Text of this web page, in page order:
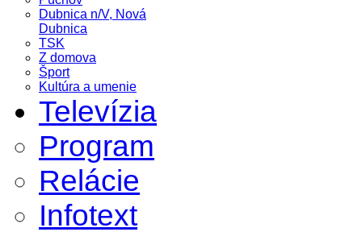
Dubnica n/V, Nová
Dubnica
TSK
Z domova
Šport
Kultúra a umenie
Televízia
Program
Relácie
Infotext